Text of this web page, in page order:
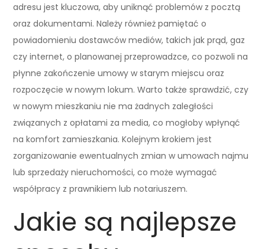
adresu jest kluczowa, aby uniknąć problemów z pocztą
oraz dokumentami. Należy również pamiętać o
powiadomieniu dostawców mediów, takich jak prąd, gaz
czy internet, o planowanej przeprowadzce, co pozwoli na
płynne zakończenie umowy w starym miejscu oraz
rozpoczęcie w nowym lokum. Warto także sprawdzić, czy
w nowym mieszkaniu nie ma żadnych zaległości
związanych z opłatami za media, co mogłoby wpłynąć
na komfort zamieszkania. Kolejnym krokiem jest
zorganizowanie ewentualnych zmian w umowach najmu
lub sprzedaży nieruchomości, co może wymagać
współpracy z prawnikiem lub notariuszem.
Jakie są najlepsze